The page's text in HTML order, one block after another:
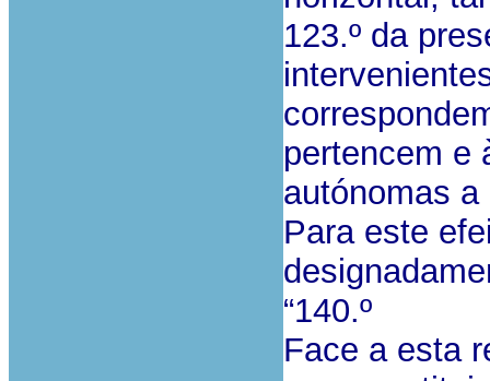
123.º da
pertencem e
autónomas a
Para este
“140.º
Face a esta